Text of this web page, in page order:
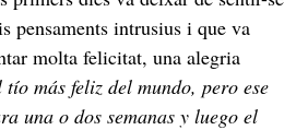
pensaments intrusius i que va
molta felicitat, una alegria
más feliz del mundo, pero ese
una o dos semanas y luego el